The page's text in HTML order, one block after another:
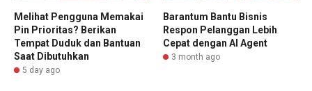
Melihat Pengguna Memakai
Pin Prioritas? Berikan
Tempat Duduk dan Bantuan
Saat Dibutuhkan
5 day ago
Barantum Bantu Bisnis
Respon Pelanggan Lebih
Cepat dengan AI Agent
3 month ago